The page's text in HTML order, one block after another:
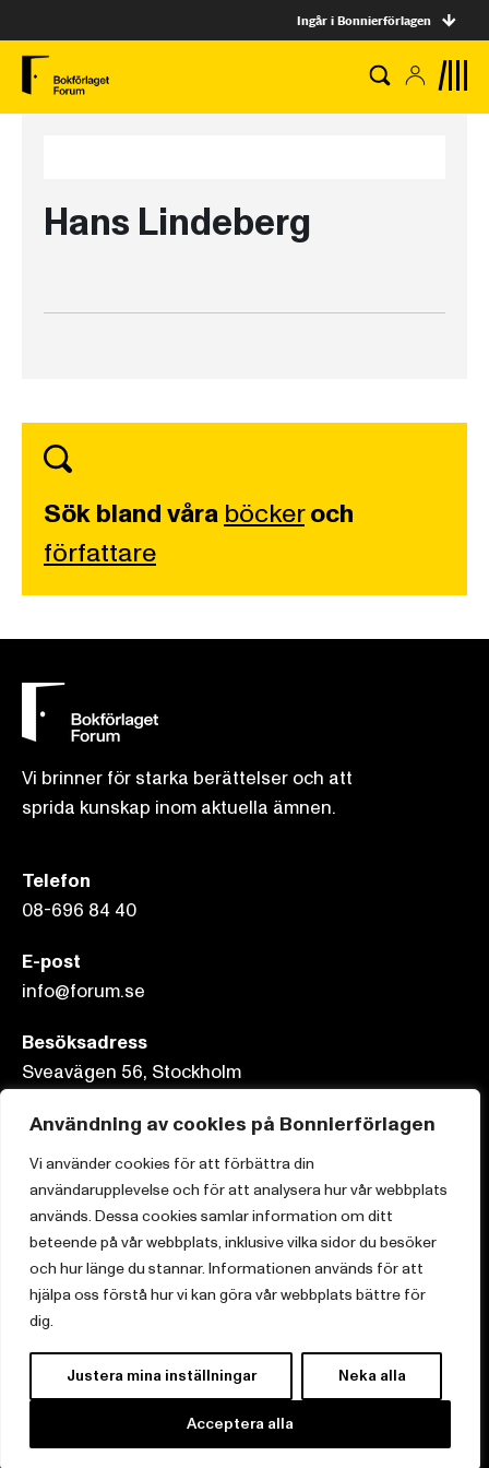
Användning av cookies på Bonnierförlagen
Vi använder cookies för att förbättra din
användarupplevelse och för att analysera hur vår webbplats
används. Dessa cookies samlar information om ditt
beteende på vår webbplats, inklusive vilka sidor du besöker
och hur länge du stannar. Informationen används för att
hjälpa oss förstå hur vi kan göra vår webbplats bättre för
dig.
Justera mina inställningar Neka alla
Acceptera alla
Ingår i Bonnierförlagen
Hans Lindeberg
Sök bland våra böckeroch
författare
Vi brinner för starka berättelser och att
sprida kunskap inom aktuella ämnen.
Telefon
08-696 84 40
E-post
info@forum.se
Besöksadress
Sveavägen 56, Stockholm
Postadress
Box 3159, 103 63 Stockholm
Om Bonnierförlagen
Cookies
Integritetspolicy